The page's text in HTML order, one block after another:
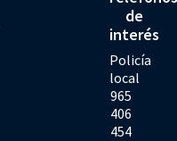
de
interés
Policía
local
965
406
454